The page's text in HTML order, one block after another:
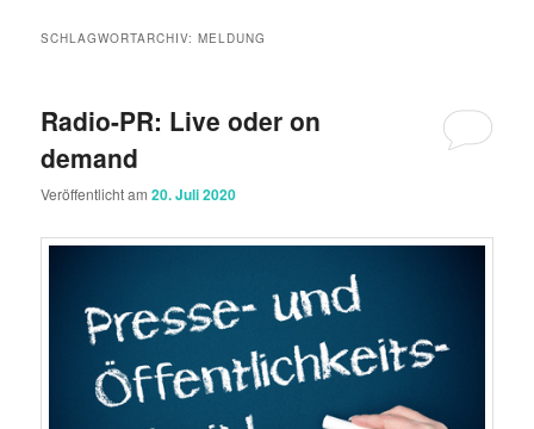
SCHLAGWORTARCHIV:MELDUNG
Radio-PR: Live oder on
demand
Veröffentlicht am20. Juli 2020